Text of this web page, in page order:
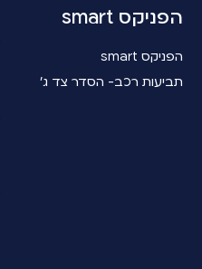
הפניקס smart
הפניקס smart
תביעות רכב- הסדר צד ג'